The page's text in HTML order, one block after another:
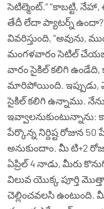
సెటిల్మెంట్.”"కాబట్టి, నేహా,
తేదీ లేదా ప్యాటర్న్
వివరిస్తుంది, "అవును,
మంగళవారం సెటిల్
వారం సైకిల్ కలిగి ఉండేది,
మారిపోయింది. ఇప్పుడు,
సైకిల్ కలిగి ఉన్నాము.
ఇవ్వాలనుకుంటున్నాను:
పేర్కొన్న నిర్దిష్ట రోజున
అనుకుందాం. మీ టి+2
ఏప్రిల్ 4 నాడు, మీరు
విలువ యొక్క పూర్తి
చెల్లించవలసి ఉంటుంది.